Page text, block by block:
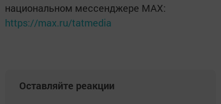
национальном мессенджере MАХ:
https://max.ru/tatmedia
Оставляйте реакции